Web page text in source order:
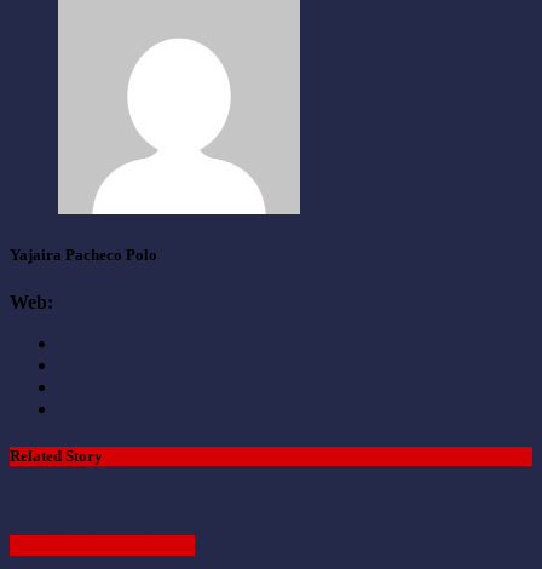
Yajaira Pacheco Polo
Web:
Related Story